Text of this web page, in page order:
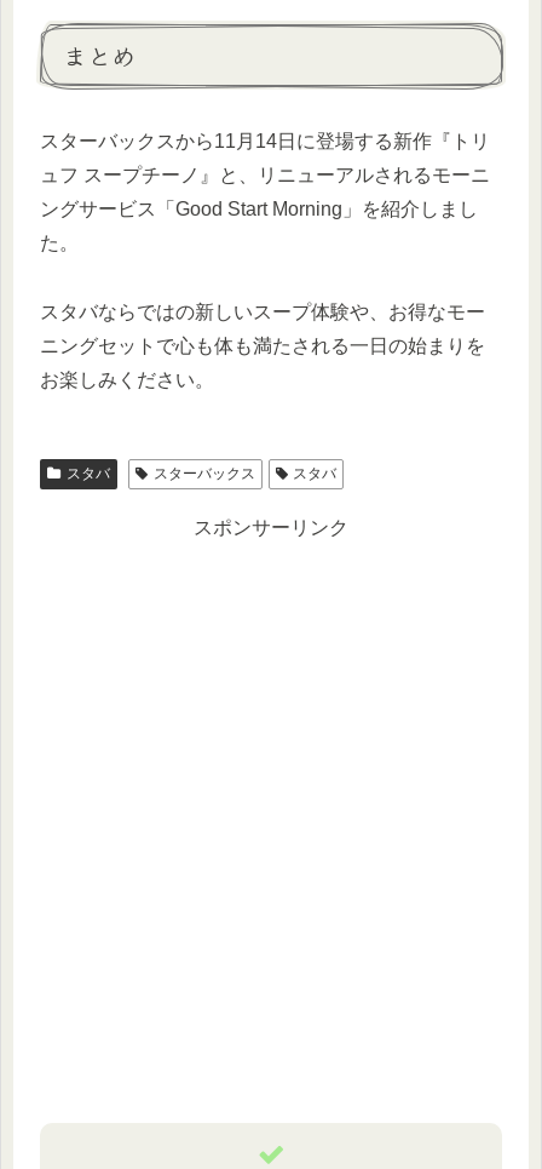
まとめ
スターバックスから11月14日に登場する新作『トリ
ュフ スープチーノ』と、リニューアルされるモーニ
ングサービス「Good Start Morning」を紹介しまし
た。
スタバならではの新しいスープ体験や、お得なモー
ニングセットで心も体も満たされる一日の始まりを
お楽しみください。
スタバ スターバックス スタバ
スポンサーリンク